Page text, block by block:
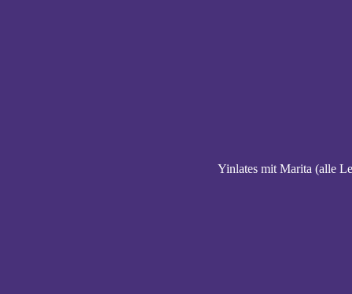
Yinlates mit Marita (alle